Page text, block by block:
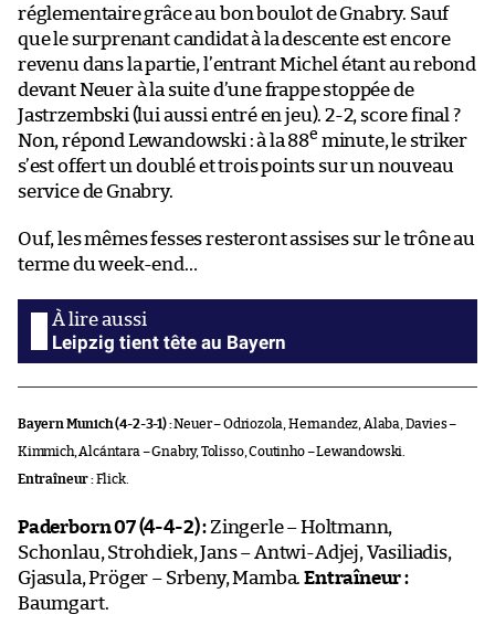
réglementaire grâce au bon boulot de Gnabry. Sauf
que le surprenant candidat à la descente est encore
revenu dans la partie, l’entrant Michel étant au rebond
devant Neuer à la suite d’une frappe stoppée de
Jastrzembski (lui aussi entré en jeu). 2-2, score final ?
Non, répond Lewandowski : à la 88e minute, le striker
s’est offert un doublé et trois points sur un nouveau
service de Gnabry.
Ouf, les mêmes fesses resteront assises sur le trône au
terme du week-end…
Leipzig tient tête au Bayern
Bayern Munich (4-2-3-1) :Neuer – Odriozola, Hernandez, Alaba, Davies –
Kimmich, Alcántara – Gnabry, Tolisso, Coutinho – Lewandowski.
Entraîneur :Flick.
Paderborn 07 (4-4-2) : Zingerle – Holtmann,
Schonlau, Strohdiek, Jans – Antwi-Adjej, Vasiliadis,
Gjasula, Pröger – Srbeny, Mamba.Entraîneur :
Baumgart.